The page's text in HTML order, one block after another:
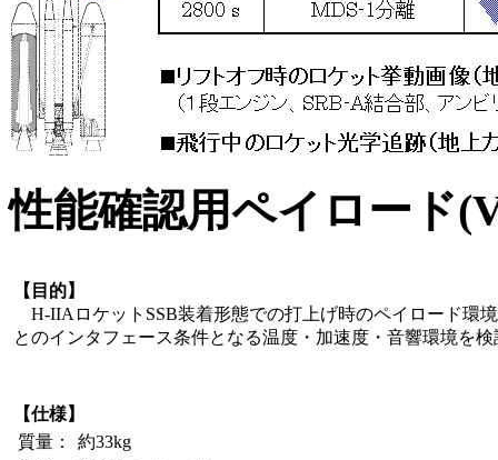
性能確認用ペイロード
【目的】
H-IIAロケットSSB装着形態での打上げ時のペイロード環
とのインタフェース条件となる温度・加速度・音響環境を検
【仕様】
質量：
約33kg